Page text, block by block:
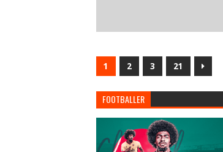
1 2 3 21
FOOTBALLER